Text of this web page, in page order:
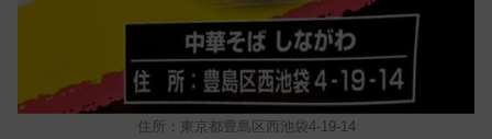
住所：東京都豊島区西池袋4-19-14